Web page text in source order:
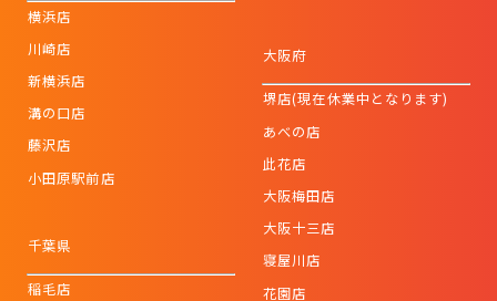
横浜店
川崎店
新横浜店
溝の口店
藤沢店
小田原駅前店
千葉県
稲毛店
大阪府
堺店(現在休業中となります)
あべの店
此花店
大阪梅田店
大阪十三店
寝屋川店
花園店